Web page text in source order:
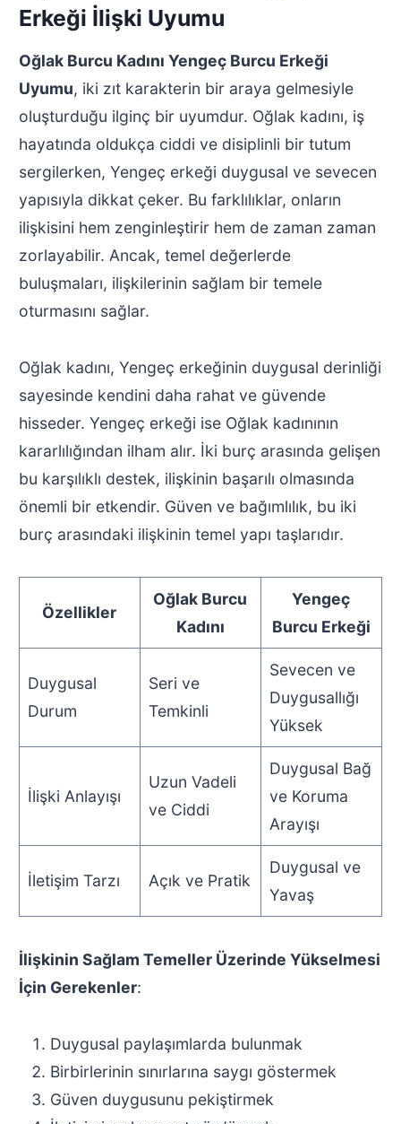
Erkeği İlişki Uyumu
Oğlak Burcu Kadını Yengeç Burcu Erkeği
Uyumu, iki zıt karakterin bir araya gelmesiyle
oluşturduğu ilginç bir uyumdur. Oğlak kadını, iş
hayatında oldukça ciddi ve disiplinli bir tutum
sergilerken, Yengeç erkeği duygusal ve sevecen
yapısıyla dikkat çeker. Bu farklılıklar, onların
ilişkisini hem zenginleştirir hem de zaman zaman
zorlayabilir. Ancak, temel değerlerde
buluşmaları, ilişkilerinin sağlam bir temele
oturmasını sağlar.
Oğlak kadını, Yengeç erkeğinin duygusal derinliği
sayesinde kendini daha rahat ve güvende
hisseder. Yengeç erkeği ise Oğlak kadınının
kararlılığından ilham alır. İki burç arasında gelişen
bu karşılıklı destek, ilişkinin başarılı olmasında
önemli bir etkendir. Güven ve bağımlılık, bu iki
burç arasındaki ilişkinin temel yapı taşlarıdır.
Özellikler
Oğlak Burcu
Kadını
Yengeç
Burcu Erkeği
Duygusal
Durum
Seri ve
Temkinli
Sevecen ve
Duygusallığı
Yüksek
İlişki Anlayışı
Uzun Vadeli
ve Ciddi
Duygusal Bağ
ve Koruma
Arayışı
İletişim Tarzı Açık ve Pratik
Duygusal ve
Yavaş
İlişkinin Sağlam Temeller Üzerinde Yükselmesi
İçin Gerekenler:
Duygusal paylaşımlarda bulunmak
Birbirlerinin sınırlarına saygı göstermek
Güven duygusunu pekiştirmek